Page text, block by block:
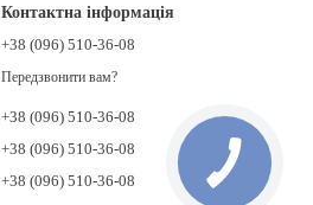
Контактна інформація
+38 (096) 510-36-08
Передзвонити вам?
+38 (096) 510-36-08
+38 (096) 510-36-08
+38 (096) 510-36-08